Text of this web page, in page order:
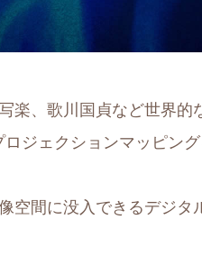
楽、歌川国貞など世界的
ジェクションマッピン
空間に没入できるデジタ